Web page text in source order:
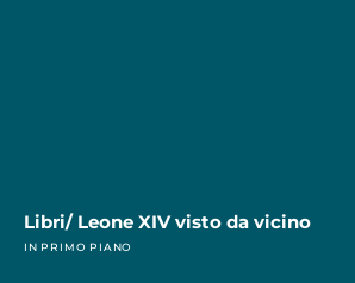
Libri/ Leone XIV visto da vicino
IN PRIMO PIANO